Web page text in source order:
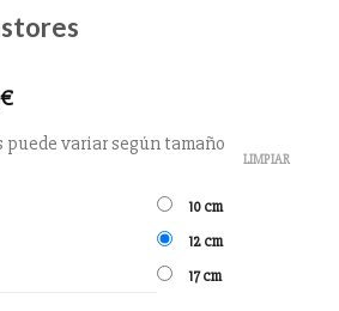
€
puede variar según tamaño
10 cm
12 cm
17 cm
LIMPIAR